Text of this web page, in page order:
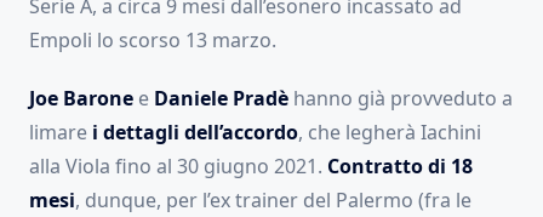
Serie A, a circa 9 mesi dall’esonero incassato ad
Empoli lo scorso 13 marzo.
Joe Barone e Daniele Pradè hanno già provveduto a
limare i dettagli dell’accordo, che legherà Iachini
alla Viola fino al 30 giugno 2021. Contratto di 18
mesi, dunque, per l’ex trainer del Palermo (fra le